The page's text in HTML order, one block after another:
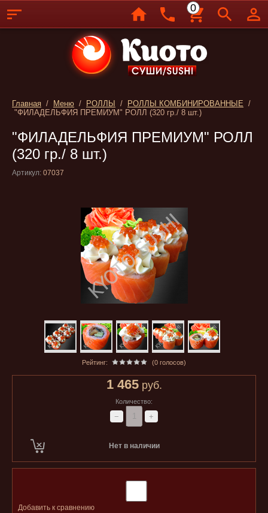
Главная / Меню / РОЛЛЫ / РОЛЛЫ КОМБИНИРОВАННЫЕ /
"ФИЛАДЕЛЬФИЯ ПРЕМИУМ" РОЛЛ (320 гр./ 8 шт.)
"ФИЛАДЕЛЬФИЯ ПРЕМИУМ" РОЛЛ
(320 гр./ 8 шт.)
Артикул: 07037
Рейтинг: (0 голосов)
1 465руб.
Количество:
− +
Нет в наличии
Добавить к сравнению
0